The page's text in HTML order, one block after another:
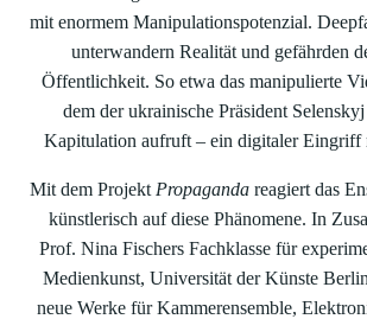
mit enormem Manipulationspotenzial.
unterwandern Realität und gefährden
Öffentlichkeit. So etwa das manipulierte
dem der ukrainische Präsident
Kapitulation aufruft – ein digitaler Eingriff
Mit dem Projekt Propaganda reagiert das
künstlerisch auf diese Phänomene. In
Prof. Nina Fischers Fachklasse für
Medienkunst, Universität der Künste
neue Werke für Kammerensemble,